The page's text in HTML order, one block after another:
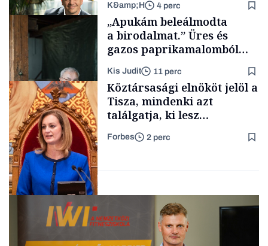
Politika
TÁMOGATÓI
TARTALOM
K&amp;H 4 perc
Családi
vállalkozások
„Apukám beleálmodta
a birodalmat.” Üres és
gazos paprikamalomból
lett az igazi családi
fűszersztori
Kis Judit 11 perc
Köztársasági elnököt jelöl a
Tisza, mindenki azt
találgatja, ki lesz
szombaton a befutó –
soroljuk az eddig felmerült
Forbes 2 perc